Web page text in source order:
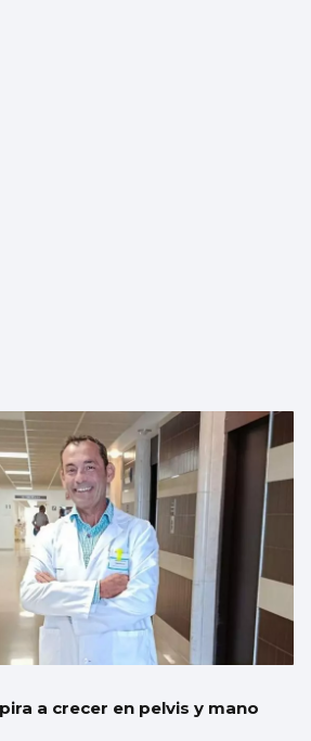
a crecer en pelvis y mano